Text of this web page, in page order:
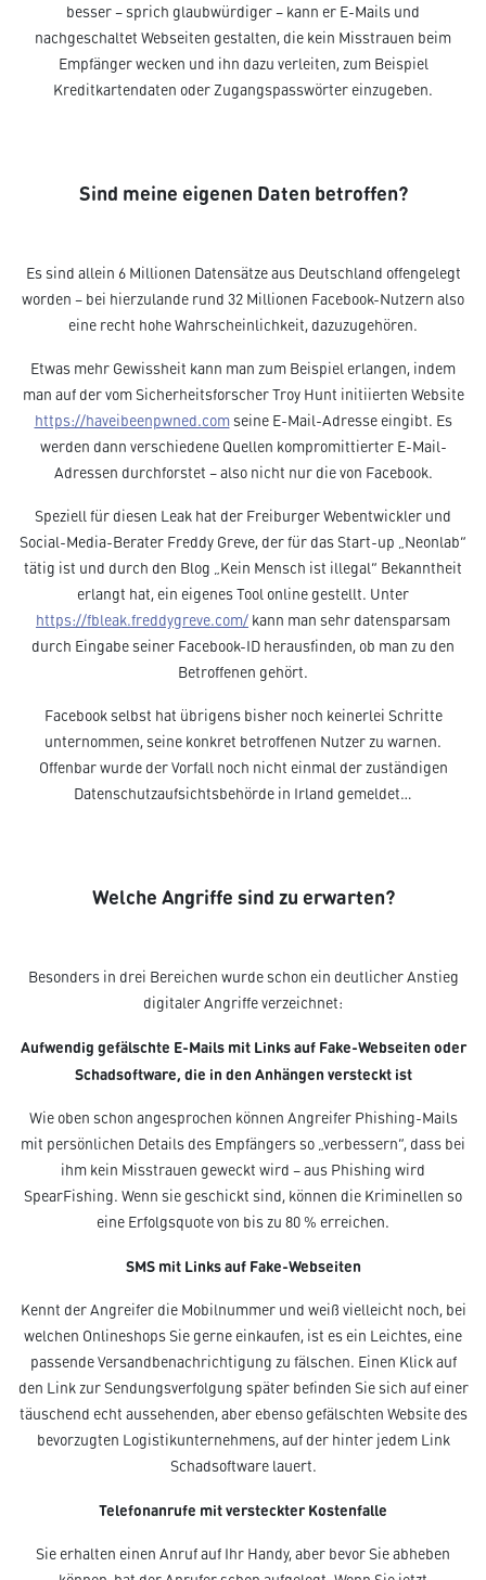
besser – sprich glaubwürdiger – kann er E-Mails und
nachgeschaltet Webseiten gestalten, die kein Misstrauen beim
Empfänger wecken und ihn dazu verleiten, zum Beispiel
Kreditkartendaten oder Zugangspasswörter einzugeben.
Sind meine eigenen Daten betroffen?
Es sind allein 6 Millionen Datensätze aus Deutschland offengelegt
worden – bei hierzulande rund 32 Millionen Facebook-Nutzern also
eine recht hohe Wahrscheinlichkeit, dazuzugehören.
Etwas mehr Gewissheit kann man zum Beispiel erlangen, indem
man auf der vom Sicherheitsforscher Troy Hunt initiierten Website
https://haveibeenpwned.comseine E-Mail-Adresse eingibt. Es
werden dann verschiedene Quellen kompromittierter E-Mail-
Adressen durchforstet – also nicht nur die von Facebook.
Speziell für diesen Leak hat der Freiburger Webentwickler und
Social-Media-Berater Freddy Greve, der für das Start-up „Neonlab“
tätig ist und durch den Blog „Kein Mensch ist illegal“ Bekanntheit
erlangt hat, ein eigenes Tool online gestellt. Unter
https://fbleak.freddygreve.com/ kann man sehr datensparsam
durch Eingabe seiner Facebook-ID herausfinden, ob man zu den
Betroffenen gehört.
Facebook selbst hat übrigens bisher noch keinerlei Schritte
unternommen, seine konkret betroffenen Nutzer zu warnen.
Offenbar wurde der Vorfall noch nicht einmal der zuständigen
Datenschutzaufsichtsbehörde in Irland gemeldet…
Welche Angriffe sind zu erwarten?
Besonders in drei Bereichen wurde schon ein deutlicher Anstieg
digitaler Angriffe verzeichnet:
Aufwendig gefälschte E-Mails mit Links auf Fake-Webseiten oder
Schadsoftware, die in den Anhängen versteckt ist
Wie oben schon angesprochen können Angreifer Phishing-Mails
mit persönlichen Details des Empfängers so „verbessern“, dass bei
ihm kein Misstrauen geweckt wird – aus Phishing wird
SpearFishing. Wenn sie geschickt sind, können die Kriminellen so
eine Erfolgsquote von bis zu 80 % erreichen.
SMS mit Links auf Fake-Webseiten
Kennt der Angreifer die Mobilnummer und weiß vielleicht noch, bei
welchen Onlineshops Sie gerne einkaufen, ist es ein Leichtes, eine
passende Versandbenachrichtigung zu fälschen. Einen Klick auf
den Link zur Sendungsverfolgung später befinden Sie sich auf einer
täuschend echt aussehenden, aber ebenso gefälschten Website des
bevorzugten Logistikunternehmens, auf der hinter jedem Link
Schadsoftware lauert.
Telefonanrufe mit versteckter Kostenfalle
Sie erhalten einen Anruf auf Ihr Handy, aber bevor Sie abheben